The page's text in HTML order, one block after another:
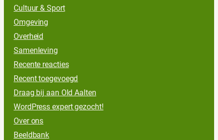
Cultuur & Sport
Omgeving
Overheid
Samenleving
Recente reacties
Recent toegevoegd
Draag bij aan Old Aalten
WordPress expert gezocht!
Over ons
Beeldbank